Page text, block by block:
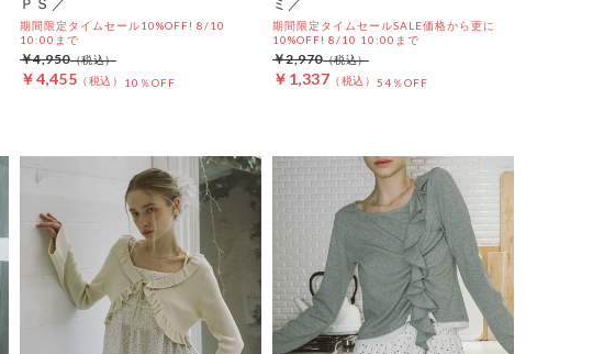
期間限定タイムセール10%OFF! 8/10
10:00まで
￥4,455 10％OFF
￥4,950
期間限定タイムセールSALE価格から更に
10%OFF! 8/10 10:00まで
￥1,337 54％OFF
￥2,970